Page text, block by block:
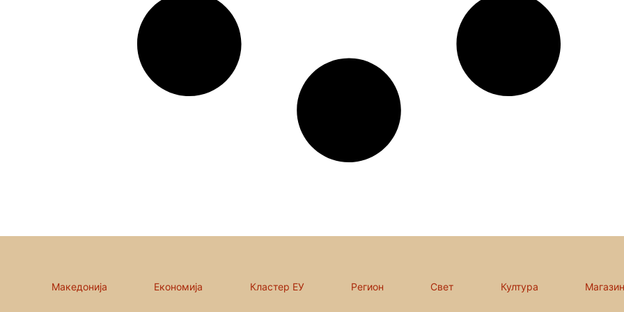
Македонија Економија Кластер ЕУ Регион Свет Култура Магазин